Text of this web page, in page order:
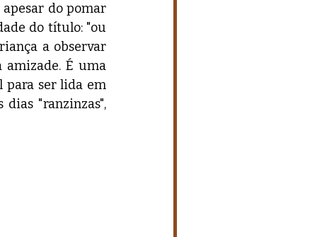
do pomar
do título: "ou
a observar
amizade. É uma
para ser lida em
"ranzinzas",